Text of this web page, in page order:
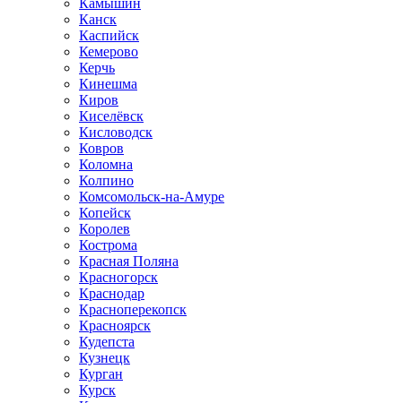
Камышин
Канск
Каспийск
Кемерово
Керчь
Кинешма
Киров
Киселёвск
Кисловодск
Ковров
Коломна
Колпино
Комсомольск-на-Амуре
Копейск
Королев
Кострома
Красная Поляна
Красногорск
Краснодар
Красноперекопск
Красноярск
Кудепста
Кузнецк
Курган
Курск